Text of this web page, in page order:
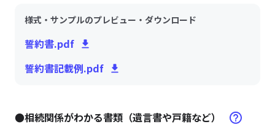
様式・サンプルのプレビュー・ダウンロード
誓約書.pdf
誓約書記載例.pdf
●相続関係がわかる書類（遺言書や戸籍など）